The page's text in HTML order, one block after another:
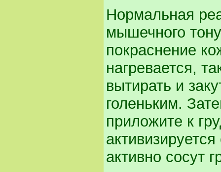
Нормальная
мышечного
покраснение
нагревается,
вытирать и
голеньким.
приложите к
активно сосут